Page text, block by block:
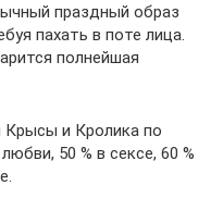
праздный образ
пахать в поте лица.
полнейшая
и Кролика по
50 % в сексе, 60 %